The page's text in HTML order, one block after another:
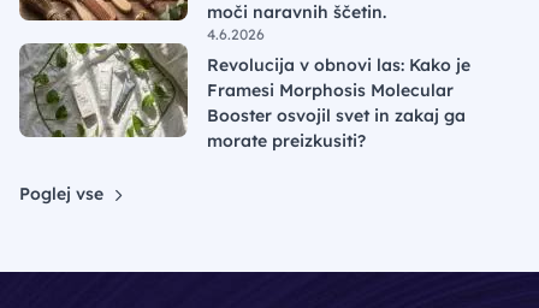
moči naravnih ščetin.
4.6.2026
Revolucija v obnovi las: Kako je
Framesi Morphosis Molecular
Booster osvojil svet in zakaj ga
morate preizkusiti?
Poglej vse